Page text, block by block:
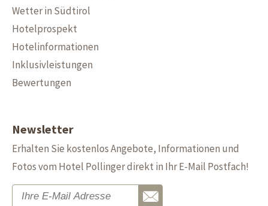
Wetter in Südtirol
Hotelprospekt
Hotelinformationen
Inklusivleistungen
Bewertungen
Newsletter
Erhalten Sie kostenlos Angebote, Informationen und
Fotos vom Hotel Pollinger direkt in Ihr E-Mail Postfach!